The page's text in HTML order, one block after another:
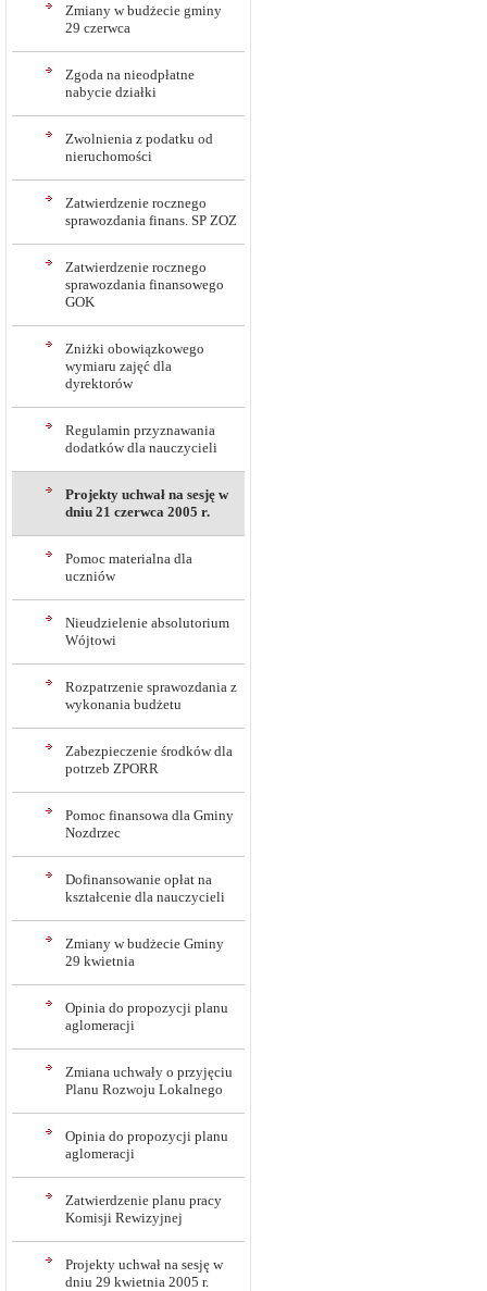
Zmiany w budżecie gminy
29 czerwca
Zgoda na nieodpłatne
nabycie działki
Zwolnienia z podatku od
nieruchomości
Zatwierdzenie rocznego
sprawozdania finans. SP ZOZ
Zatwierdzenie rocznego
sprawozdania finansowego
GOK
Zniżki obowiązkowego
wymiaru zajęć dla
dyrektorów
Regulamin przyznawania
dodatków dla nauczycieli
Projekty uchwał na sesję w
dniu 21 czerwca 2005 r.
Pomoc materialna dla
uczniów
Nieudzielenie absolutorium
Wójtowi
Rozpatrzenie sprawozdania z
wykonania budżetu
Zabezpieczenie środków dla
potrzeb ZPORR
Pomoc finansowa dla Gminy
Nozdrzec
Dofinansowanie opłat na
kształcenie dla nauczycieli
Zmiany w budżecie Gminy
29 kwietnia
Opinia do propozycji planu
aglomeracji
Zmiana uchwały o przyjęciu
Planu Rozwoju Lokalnego
Opinia do propozycji planu
aglomeracji
Zatwierdzenie planu pracy
Komisji Rewizyjnej
Projekty uchwał na sesję w
dniu 29 kwietnia 2005 r.